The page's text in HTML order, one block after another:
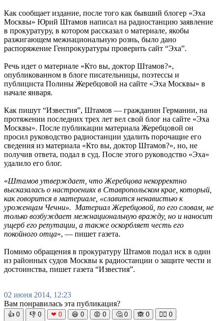
Как сообщает издание, после того как бывший блогер «Эха
Москвы» Юрий Штамов написал на радиостанцию заявление
в прокуратуру, в котором рассказал о материале, якобы
разжигающем межнациональную рознь, было дано
распоряжение Генпрокуратуры проверить сайт “Эха”.
Речь идет о материале «Кто вы, доктор Штамов?»,
опубликованном в блоге писательницы, поэтессы и
публициста Полины Жеребцовой на сайте «Эха Москвы» в
начале января.
Как пишут “Известия”, Штамов — гражданин Германии, на
протяжении последних трех лет вел свой блог на сайте «Эха
Москвы». После публикации материала Жеребцовой он
просил руководство радиостанции удалить порочащие его
сведения из материала «Кто вы, доктор Штамов?», но, не
получив ответа, подал в суд. После этого руководство «Эха»
удалило его блог.
«Штамов утверждает, что Жеребцова некорректно
высказалась о настроениях в Ставропольском крае, который,
как говорится в материале, «славится ненавистью к
уроженцам Чечни». Материал Жеребцовой, по его словам, не
только возбуждает межнациональную вражду, но и наносит
ущерб его репутации, а также оскорбляет честь его
покойного отца», — пишет газета.
Помимо обращения в прокуратуру Штамов подал иск в один
из районных судов Москвы к радиостанции о защите чести и
достоинства, пишет газета “Известия”.
02 июня 2014, 12:23
Вам понравилась эта публикация?
👍 0 👎 0 ❤ 0 😆 0 😡 0 🤔 0 🙈 0 🧘‍♀️ 0